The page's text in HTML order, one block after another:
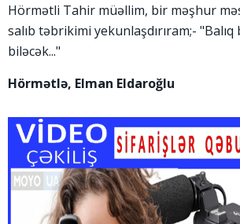
Hörmətli Tahir müəllim, bir məşhur
salıb təbrikimi yekunlaşdırıram;- "Balıq
biləcək..."
Hörmətlə, Elman Eldaroğlu